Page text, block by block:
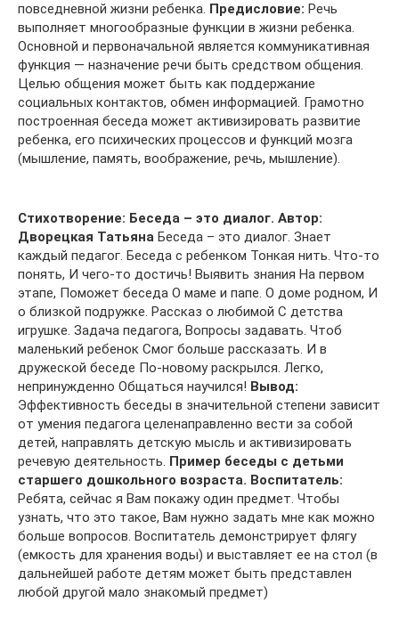
повседневной жизни ребенка. Предисловие: Речь
выполняет многообразные функции в жизни ребенка.
Основной и первоначальной является коммуникативная
функция — назначение речи быть средством общения.
Целью общения может быть как поддержание
социальных контактов, обмен информацией. Грамотно
построенная беседа может активизировать развитие
ребенка, его психических процессов и функций мозга
(мышление, память, воображение, речь, мышление).
Стихотворение: Беседа – это диалог. Автор:
Дворецкая Татьяна Беседа – это диалог. Знает
каждый педагог. Беседа с ребенком Тонкая нить. Что-то
понять, И чего-то достичь! Выявить знания На первом
этапе, Поможет беседа О маме и папе. О доме родном, И
о близкой подружке. Рассказ о любимой С детства
игрушке. Задача педагога, Вопросы задавать. Чтоб
маленький ребенок Смог больше рассказать. И в
дружеской беседе По-новому раскрылся. Легко,
непринужденно Общаться научился! Вывод:
Эффективность беседы в значительной степени зависит
от умения педагога целенаправленно вести за собой
детей, направлять детскую мысль и активизировать
речевую деятельность. Пример беседы с детьми
старшего дошкольного возраста. Воспитатель:
Ребята, сейчас я Вам покажу один предмет. Чтобы
узнать, что это такое, Вам нужно задать мне как можно
больше вопросов. Воспитатель демонстрирует флягу
(емкость для хранения воды) и выставляет ее на стол (в
дальнейшей работе детям может быть представлен
любой другой мало знакомый предмет)